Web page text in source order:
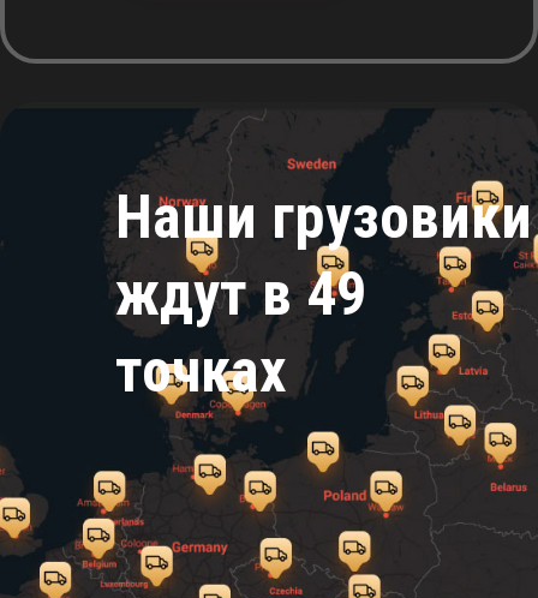
Наши грузовики
ждут в 49
точках